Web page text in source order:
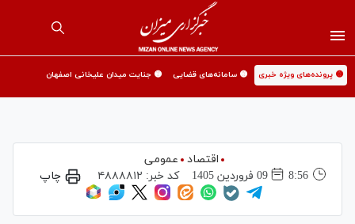
🟡 پرونده‌های ویژه خبری 🟡 سامانه‌های قضایی 🟡 جنایت میدان علیخانی اصفهان
اقتصاد
عمومی
8:56
09 فروردين 1405 کد خبر: ۴۸۸۸۸۱۲ چاپ